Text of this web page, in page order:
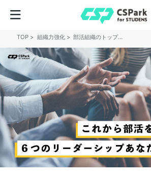
TOP 組織力強化 部活組織のトップ“リーダー”にこそ読んでほしい「6つのリーダーシップ」とは